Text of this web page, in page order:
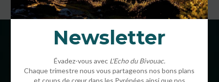
COORDONNÉES
BIVOUAC®
16 CHEMIN HENRI IV